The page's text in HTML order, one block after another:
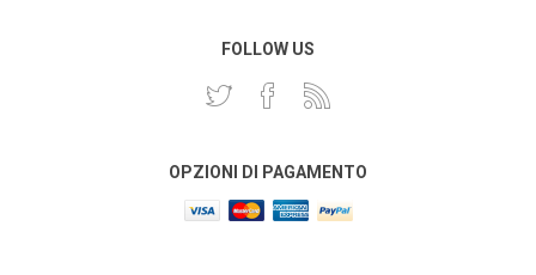
FOLLOW US
OPZIONI DI PAGAMENTO